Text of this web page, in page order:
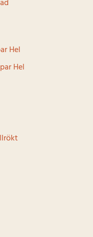
Hel
Hel